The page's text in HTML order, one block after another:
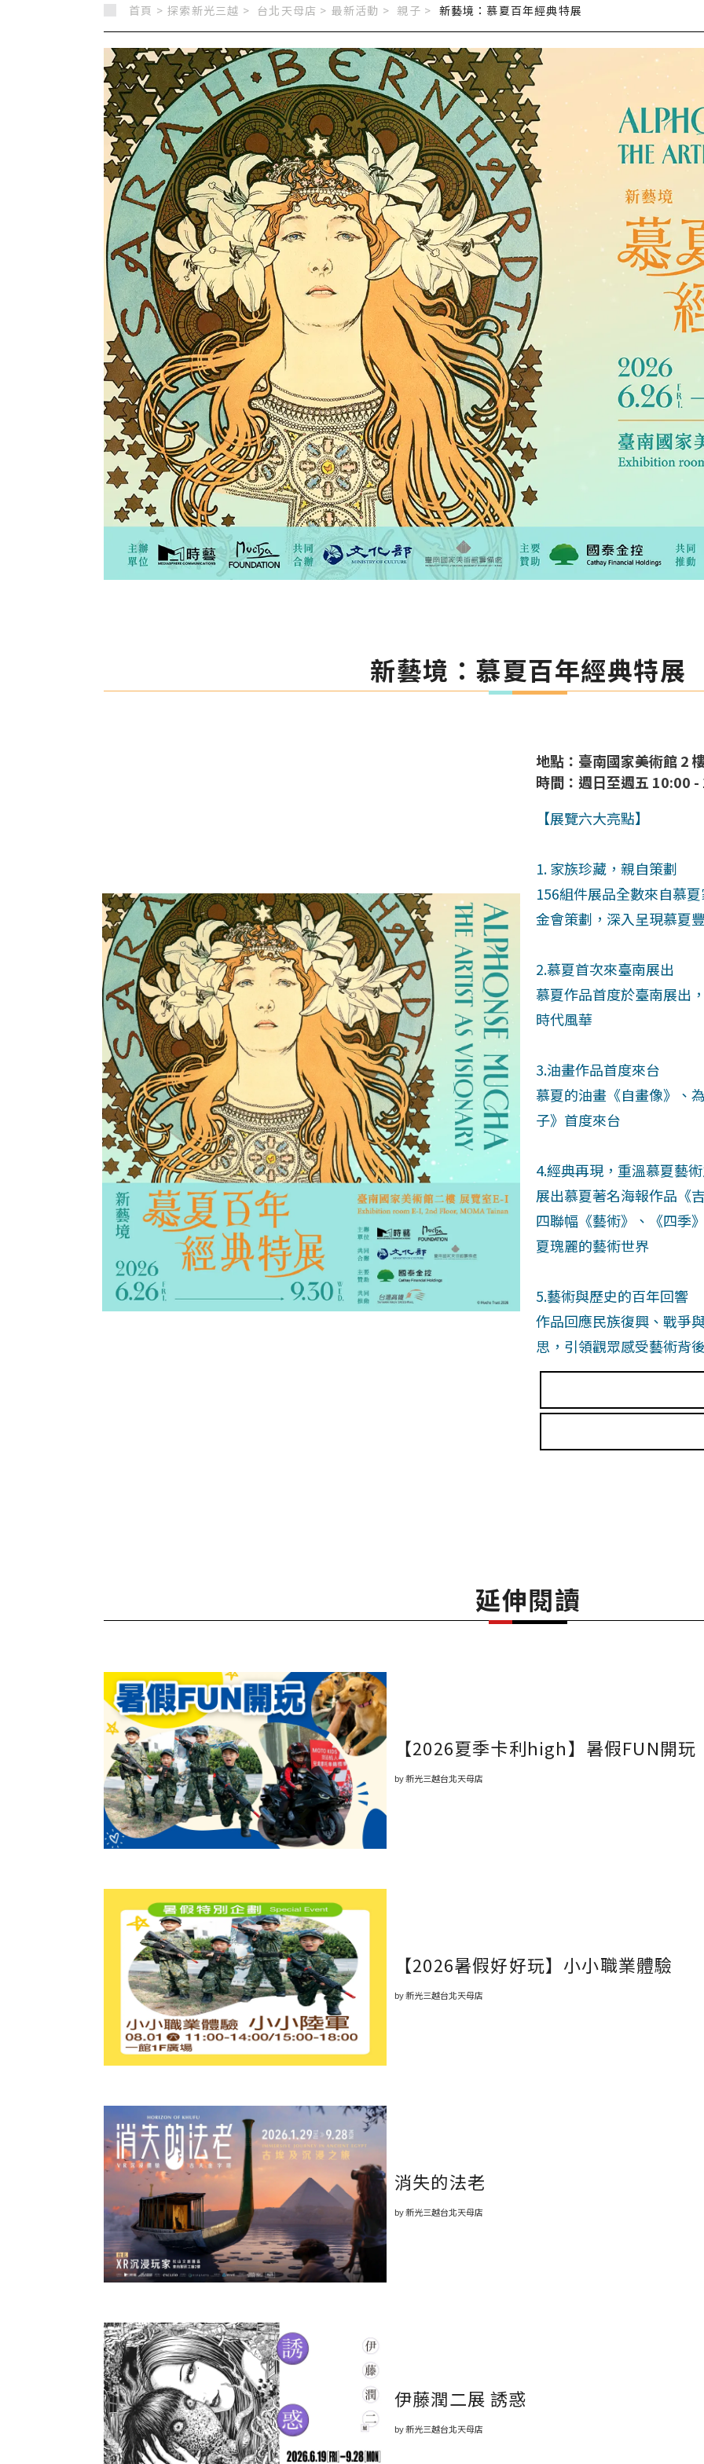
首頁 > 探索新光三越 > 台北天母店 > 最新活動 > 親子 > 新藝境：慕夏百年經典特展
新藝境：慕夏百年經典特展
地點：臺南國家美術館 2
時間：週日至週五 10:00
【展覽六大亮點】
1. 家族珍藏，親自策劃
156組件展品全數來自慕
金會策劃，深入呈現慕夏
2.慕夏首次來臺南展出
慕夏作品首度於臺南展出
時代風華
3.油畫作品首度來台
慕夏的油畫《自畫像》、
子》首度來台
4.經典再現，重溫慕夏藝
展出慕夏著名海報作品《
四聯幅《藝術》、《四季
夏瑰麗的藝術世界
5.藝術與歷史的百年回響
作品回應民族復興、戰爭
思，引領觀眾感受藝術背
延伸閱讀
【2026夏季卡利high】暑假FUN開玩
by 新光三越台北天母店
【2026暑假好好玩】小小職業體驗
by 新光三越台北天母店
消失的法老
by 新光三越台北天母店
伊藤潤二展 誘惑
by 新光三越台北天母店